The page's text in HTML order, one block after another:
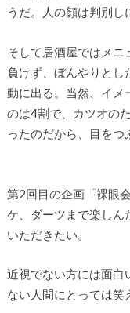
うだ。人の顔は判別し
そして居酒屋ではメニ
負けず、ぼんやりとし
動に出る。当然、イメ
のは4割で、カツオの
ったのだから、目をつ
第2回目の企画「裸眼
ケ、ダーツまで楽しん
いただきたい。
近視でない方には面白
ない人間にとっては笑